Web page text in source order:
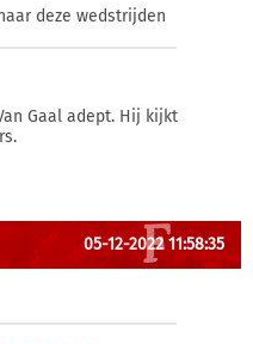
deze wedstrijden
Gaal adept. Hij kijkt
05-12-2022 11:58:35